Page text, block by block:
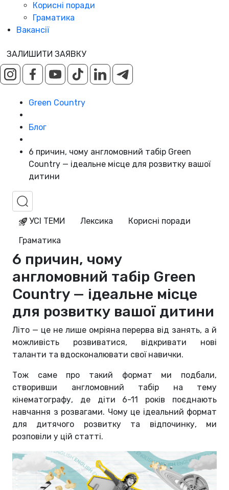
Корисні поради
Граматика
Вакансії
ЗАЛИШИТИ ЗАЯВКУ
Green Country
Блог
6 причин, чому англомовний табір Green
Country — ідеальне місце для розвитку вашої
дитини
УСІ ТЕМИ Лексика
Корисні поради
Граматика
6 причин, чому
англомовний табір Green
Country — ідеальне місце
для розвитку вашої дитини
Літо — це не лише омріяна перерва від занять, а й
можливість розвиватися, відкривати нові
таланти та вдосконалювати свої навички.
Тож саме про такий формат ми подбали,
створивши англомовний табір на тему
кінематографу, де діти 6-11 років поєднають
навчання з розвагами. Чому це ідеальний формат
для дитячого розвитку та відпочинку, ми
розповіли у цій статті.